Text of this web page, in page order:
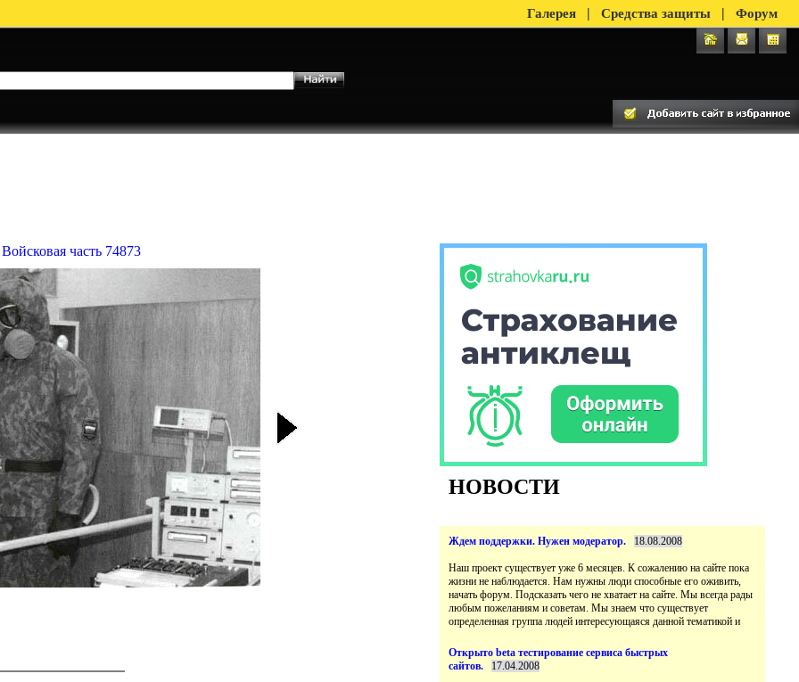
Галерея | Средства защиты | Форум
НОВОСТИ
Наш проект существует уже 6 месяцев. К сожалению на сайте пока
жизни не наблюдается. Нам нужны люди способные его оживить,
начать форум. Подсказать чего не хватает на сайте. Мы всегда рады
любым пожеланиям и советам. Мы знаем что существует
Открыто beta тестирование сервиса быстрых